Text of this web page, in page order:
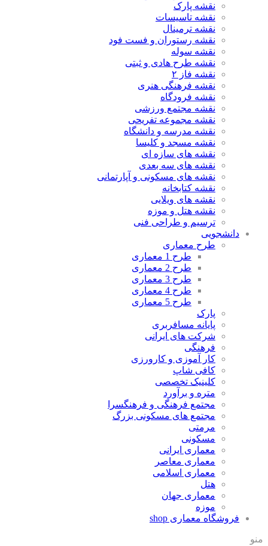
نقشه پارک
نقشه تاسیسات
نقشه ترمینال
نقشه رستوران و فست فود
نقشه سوله
نقشه طرح هادی و ثبتی
نقشه فاز ۲
نقشه فرهنگی هنری
نقشه فرودگاه
نقشه مجتمع ورزشی
نقشه مجموعه تفریحی
نقشه مدرسه و دانشگاه
نقشه مسجد و کلیسا
نقشه های سازه ای
نقشه های سه بعدی
نقشه های مسکونی و آپارتمانی
نقشه کتابخانه
نقشه های ویلایی
نقشه هتل و موزه
ترسیم و طراحی فنی
دانشجویی
طرح معماری
طرح 1 معماری
طرح 2 معماری
طرح 3 معماری
طرح 4 معماری
طرح 5 معماری
پارک
پایانه مسافربری
شرکت های ایرانی
فرهنگی
کار آموزی و کارورزی
کافی شاپ
کلینیک تخصصی
متره و برآورد
مجتمع فرهنگی و فرهنگسرا
مجتمع های مسکونی بزرگ
مرمتی
مسکونی
معماری ایرانی
معماری معاصر
معماری اسلامی
هتل
معماری جهان
موزه
فروشگاه معماری shop
منو